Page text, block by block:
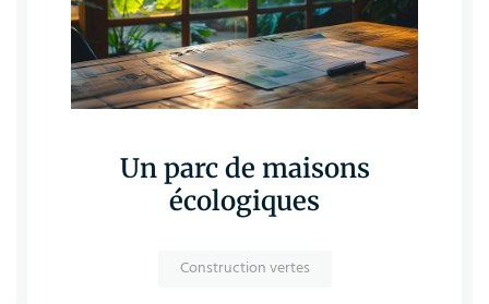
Un parc de maisons
écologiques
Construction vertes